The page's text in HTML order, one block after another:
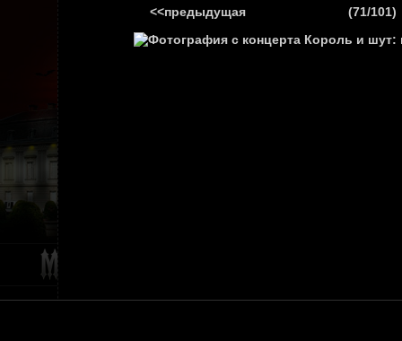
<<предыдущая (71/101)